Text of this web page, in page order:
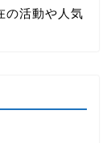
の活動や人気